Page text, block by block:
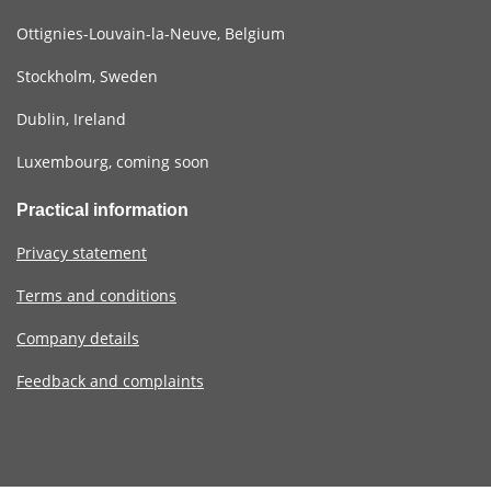
Ottignies-Louvain-la-Neuve, Belgium
Stockholm, Sweden
Dublin, Ireland
Luxembourg, coming soon
Practical information
Privacy statement
Terms and conditions
Company details
Feedback and complaints